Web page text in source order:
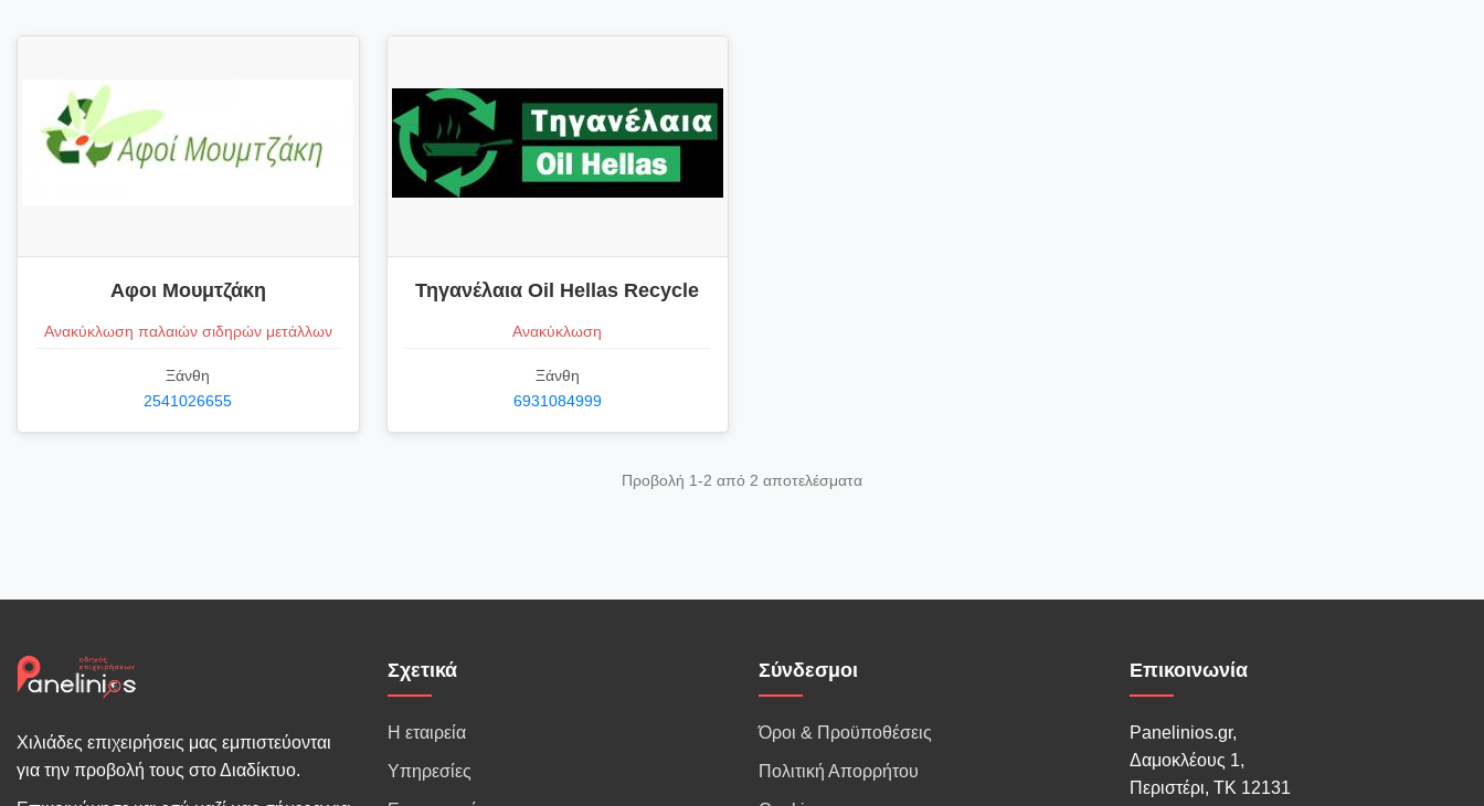
Αφοι Μουμτζάκη
Ανακύκλωση παλαιών σιδηρών μετάλλων
Ξάνθη
2541026655
Τηγανέλαια Oil Hellas Recycle
Ανακύκλωση
Ξάνθη
6931084999
Προβολή 1-2 από 2 αποτελέσματα
Χιλιάδες επιχειρήσεις μας εμπιστεύονται
για την προβολή τους στο Διαδίκτυο.
Σχετικά
Η εταιρεία
Υπηρεσίες
Σύνδεσμοι
Όροι & Προϋποθέσεις
Πολιτική Απορρήτου
Επικοινωνία
Panelinios.gr,
Δαμοκλέους 1,
Περιστέρι, ΤΚ 12131